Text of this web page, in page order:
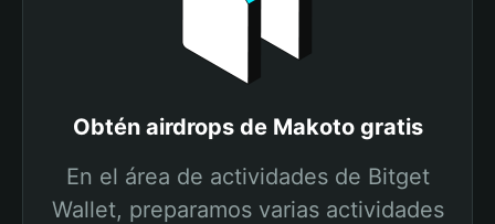
Obtén airdrops de Makoto gratis
En el área de actividades de Bitget
Wallet, preparamos varias actividades